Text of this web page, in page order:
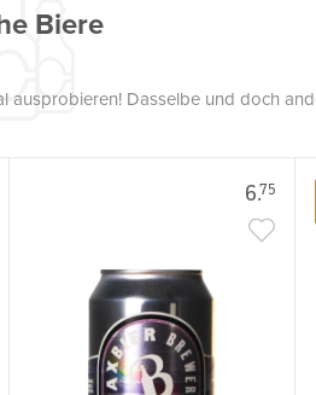
Biere
ausprobieren! Dasselbe und doch
6.75